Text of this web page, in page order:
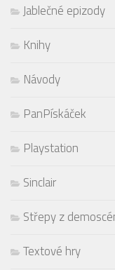
Jablečné epizody
Knihy
Návody
PanPískáček
Playstation
Sinclair
Střepy z
Textové hry